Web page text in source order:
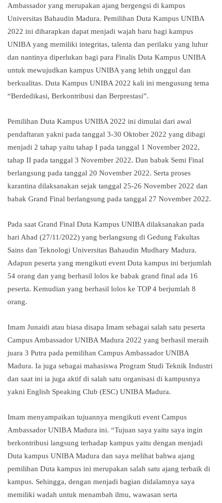
Ambassador yang merupakan ajang bergengsi di kampus
Universitas Bahaudin Madura. Pemilihan Duta Kampus UNIBA
2022 ini diharapkan dapat menjadi wajah baru bagi kampus
UNIBA yang memiliki integritas, talenta dan perilaku yang luhur
dan nantinya diperlukan bagi para Finalis Duta Kampus UNIBA
untuk mewujudkan kampus UNIBA yang lebih unggul dan
berkualitas. Duta Kampus UNIBA 2022 kali ini mengusung tema
“Berdedikasi, Berkontribusi dan Berprestasi”.
Pemilihan Duta Kampus UNIBA 2022 ini dimulai dari awal
pendaftaran yakni pada tanggal 3-30 Oktober 2022 yang dibagi
menjadi 2 tahap yaitu tahap I pada tanggal 1 November 2022,
tahap II pada tanggal 3 November 2022. Dan babak Semi Final
berlangsung pada tanggal 20 November 2022. Serta proses
karantina dilaksanakan sejak tanggal 25-26 November 2022 dan
babak Grand Final berlangsung pada tanggal 27 November 2022.
Pada saat Grand Final Duta Kampus UNIBA dilaksanakan pada
hari Ahad (27/11/2022) yang berlangsung di Gedung Fakultas
Sains dan Teknologi Universitas Bahaudin Mudhary Madura.
Adapun peserta yang mengikuti event Duta kampus ini berjumlah
54 orang dan yang berhasil lolos ke babak grand final ada 16
peserta. Kemudian yang berhasil lolos ke TOP 4 berjumlah 8
orang.
Imam Junaidi atau biasa disapa Imam sebagai salah satu peserta
Campus Ambassador UNIBA Madura 2022 yang berhasil meraih
juara 3 Putra pada pemilihan Campus Ambassador UNIBA
Madura. Ia juga sebagai mahasiswa Program Studi Teknik Industri
dan saat ini ia juga aktif di salah satu organisasi di kampusnya
yakni English Speaking Club (ESC) UNIBA Madura.
Imam menyampaikan tujuannya mengikuti event Campus
Ambassador UNIBA Madura ini. “Tujuan saya yaitu saya ingin
berkontribusi langsung terhadap kampus yaitu dengan menjadi
Duta kampus UNIBA Madura dan saya melihat bahwa ajang
pemilihan Duta kampus ini merupakan salah satu ajang terbaik di
kampus. Sehingga, dengan menjadi bagian didalamnya saya
memiliki wadah untuk menambah ilmu, wawasan serta